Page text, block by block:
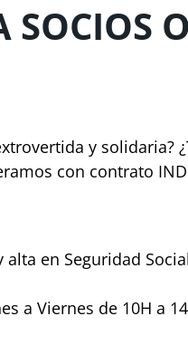
SOCIOS
y solidaria?
con contrato
en Seguridad
a Viernes de 10H a